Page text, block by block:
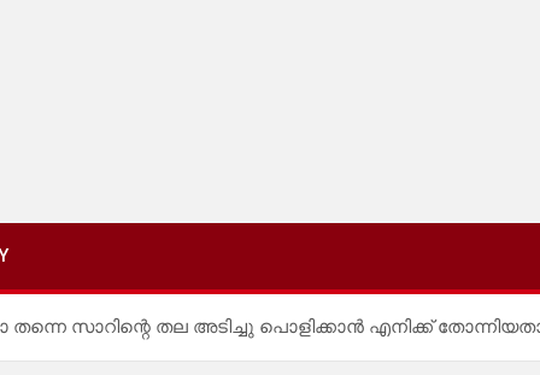
തന്നെ സാറിന്റെ തല അടിച്ചു പൊളിക്കാൻ എനിക്ക്